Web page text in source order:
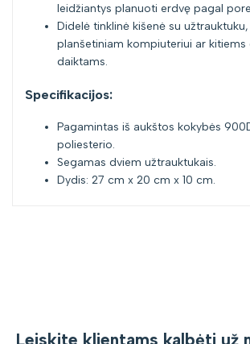
leidžiantys planuoti erdvę pagal
Didelė tinklinė kišenė su
planšetiniam kompiuteriui ar kitiems
daiktams.
Specifikacijos:
Pagamintas iš aukštos kokybės
poliesterio.
Segamas dviem užtrauktukais.
Dydis: 27 cm x 20 cm x 10 cm.
Leiskite klientams kalbėti už